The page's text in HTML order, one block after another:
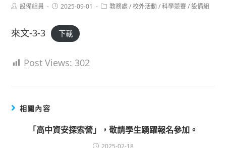
Post設備組員
Post2025-09-01
Post教務處 / 校外活動 / 科學競賽 / 設備組
來文-3-3 下載
Post Views: 302
相關內容
「高中資安探索營」，敬請學生踴躍報名參加。
2025-02-18